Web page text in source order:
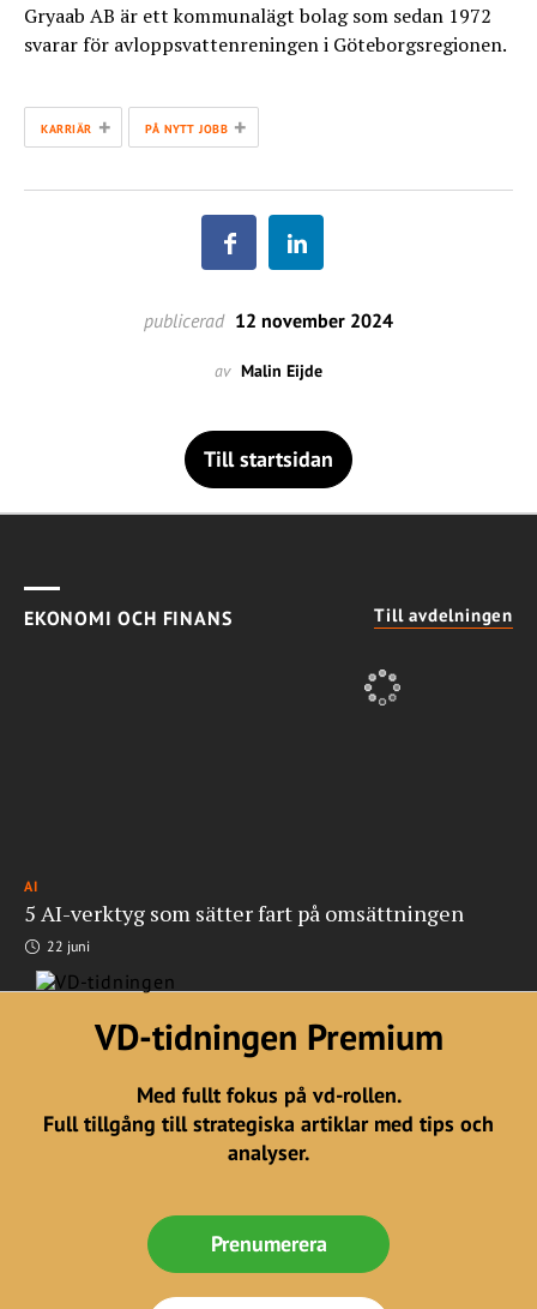
Gryaab AB är ett kommunalägt bolag som sedan 1972
svarar för avloppsvattenreningen i Göteborgsregionen.
KARRIÄR + PÅ NYTT JOBB +
publicerad 12 november 2024
av Malin Eijde
Till startsidan
EKONOMI OCH FINANS Till avdelningen
AI
5 AI-verktyg som sätter fart på omsättningen
22 juni
VD-tidningen Premium
Med fullt fokus på vd-rollen.
Full tillgång till strategiska artiklar med tips och
analyser.
Prenumerera